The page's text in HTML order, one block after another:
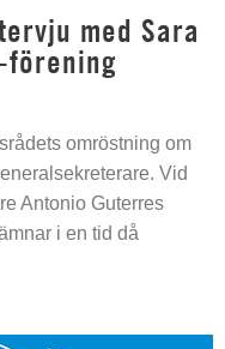
med Sara
förening
omröstning om
Vid
Antonio Guterres
i en tid då